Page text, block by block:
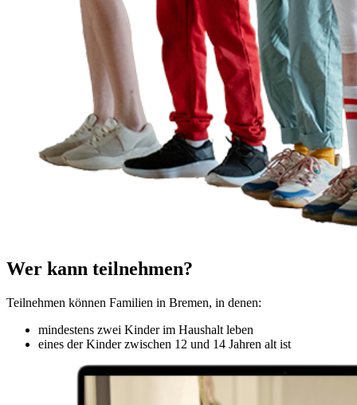
Wer kann teilnehmen?
Teilnehmen können Familien in Bremen, in denen:
mindestens zwei Kinder im Haushalt leben
eines der Kinder zwischen 12 und 14 Jahren alt ist